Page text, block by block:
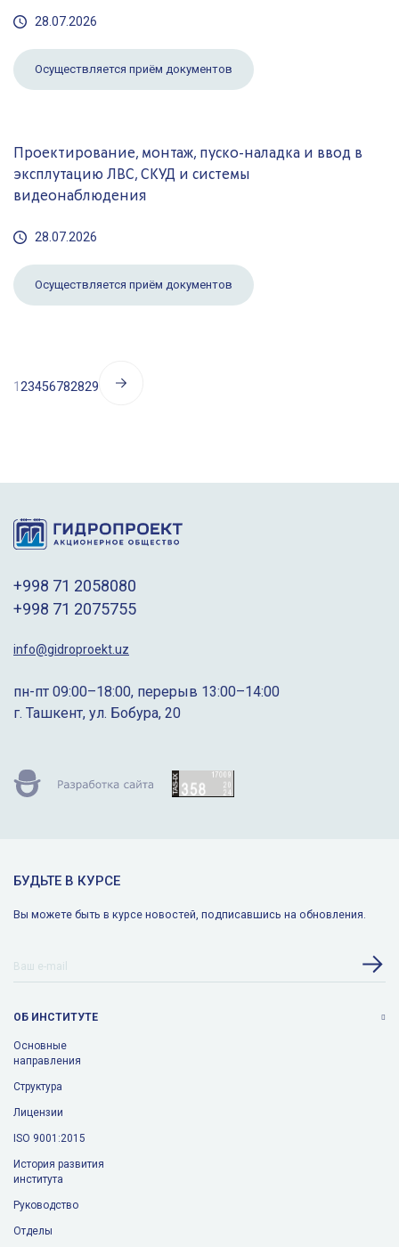
28.07.2026
Осуществляется приём документов
Проектирование, монтаж, пуско-наладка и ввод в
эксплутацию ЛВС, СКУД и системы
видеонаблюдения
28.07.2026
Осуществляется приём документов
1 23456782829
+998 71 2058080
+998 71 2075755
info@gidroproekt.uz
пн-пт 09:00–18:00, перерыв 13:00–14:00
г. Ташкент, ул. Бобура, 20
БУДЬТЕ В КУРСЕ
Вы можете быть в курсе новостей, подписавшись на обновления.
ОБ ИНСТИТУТЕ
Основные
направления
Структура
Лицензии
ISO 9001:2015
История развития
института
Руководство
Отделы